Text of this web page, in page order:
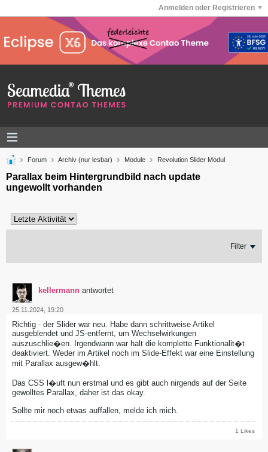
Anmelden oder Registrieren
Forum Archiv (nur lesbar) Module Revolution Slider Modul
Parallax beim Hintergrundbild nach update
ungewollt vorhanden
Filter
kellermann antwortet
25.11.2024, 19:20
Richtig - der Slider war neu. Habe dann schrittweise Artikel
ausgeblendet und JS-entfernt, um Wechselwirkungen
auszuschlie�en. Irgendwann war halt die komplette Funktionalit�t
deaktiviert. Weder im Artikel noch im Slide-Effekt war eine Einstellung
mit Parallax ausgew�hlt.
Das CSS l�uft nun erstmal und es gibt auch nirgends auf der Seite
gewolltes Parallax, daher ist das okay.
Sollte mir noch etwas auffallen, melde ich mich.
1 Likes